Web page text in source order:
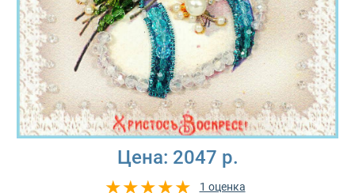
Цена: 2047 р.
1 оценка